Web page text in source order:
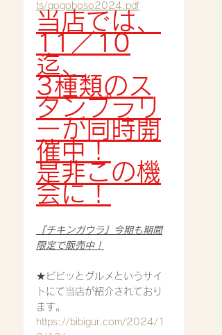
ts/gogoboso2024.pdf
当店では、
11／10
迄、
3種類のス
タンプラリ
ーが同時開
催中！
是非この機
会に！
『チキンガウラ』今期も期間
限定で販売中！
★ビビッとグルメというサイ
トにて当店が紹介されており
ます。
https://bibigur.com/2024/1